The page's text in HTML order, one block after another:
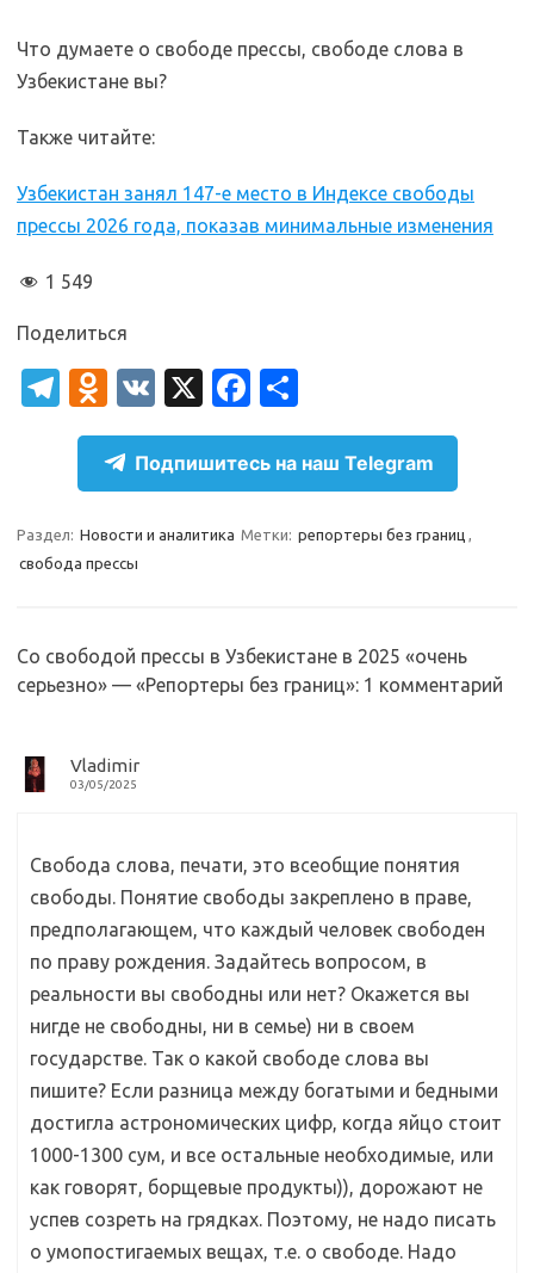
Что думаете о свободе прессы, свободе слова в
Узбекистане вы?
Также читайте:
Узбекистан занял 147-е место в Индексе свободы
прессы 2026 года, показав минимальные изменения
1 549
Поделиться
T
el
gr
a
m
O
d
n
o
kl
as
ik
i
V
K
X
Fa
c
e
b
o
т
п
р
а
т
ь
Подпишитесь на наш Telegram
Раздел: Новости и аналитика Метки: репортеры без границ ,
свобода прессы
Со свободой прессы в Узбекистане в 2025 «очень
серьезно» — «Репортеры без границ»: 1 комментарий
Vladimir
03/05/2025
Свобода слова, печати, это всеобщие понятия
свободы. Понятие свободы закреплено в праве,
предполагающем, что каждый человек свободен
по праву рождения. Задайтесь вопросом, в
реальности вы свободны или нет? Окажется вы
нигде не свободны, ни в семье) ни в своем
государстве. Так о какой свободе слова вы
пишите? Если разница между богатыми и бедными
достигла астрономических цифр, когда яйцо стоит
1000-1300 сум, и все остальные необходимые, или
как говорят, борщевые продукты)), дорожают не
успев созреть на грядках. Поэтому, не надо писать
о умопостигаемых вещах, т.е. о свободе. Надо